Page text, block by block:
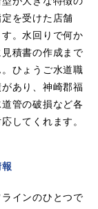
を受けた店舗
。水回りで何か
積書の作成まで
ひょうご水道職
あり、神崎郡福
管の破損など各
してくれます。
インのひとつで